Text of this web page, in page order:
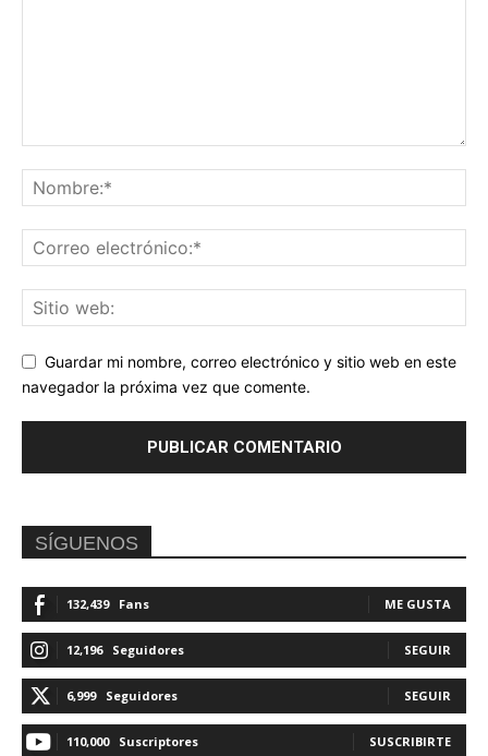
Guardar mi nombre, correo electrónico y sitio web en este
navegador la próxima vez que comente.
SÍGUENOS
132,439 Fans ME GUSTA
12,196 Seguidores SEGUIR
6,999 Seguidores SEGUIR
110,000 Suscriptores SUSCRIBIRTE